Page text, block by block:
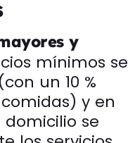
y
mínimos se
un 10 %
y en
se